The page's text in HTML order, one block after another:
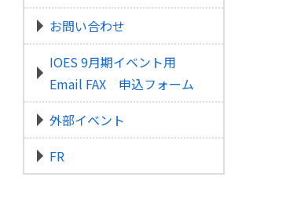
お問い合わせ
IOES 9月期イベント用
Email FAX 申込フォーム
外部イベント
FR